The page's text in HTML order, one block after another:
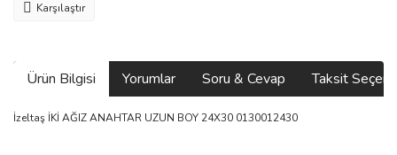
Karşılaştır
Ürün Bilgisi Yorumlar Soru & Cevap Taksit
İzeltaş İKİ AĞIZ ANAHTAR UZUN BOY 24X30 0130012430